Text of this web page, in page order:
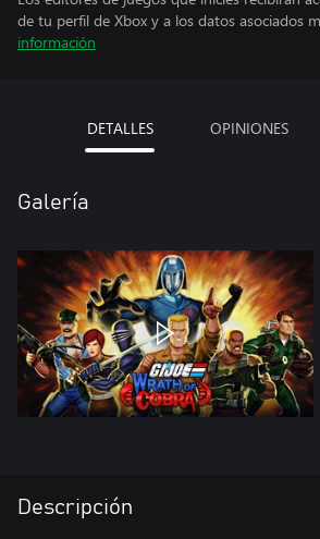
de tu perfil de Xbox y a los datos asociados
información
DETALLES OPINIONES
Galería
Descripción